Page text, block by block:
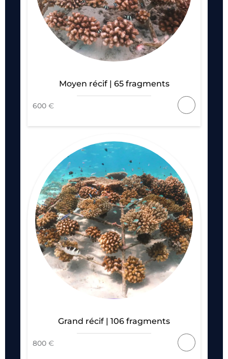
Moyen récif | 65 fragments
600 €
Grand récif | 106 fragments
800 €